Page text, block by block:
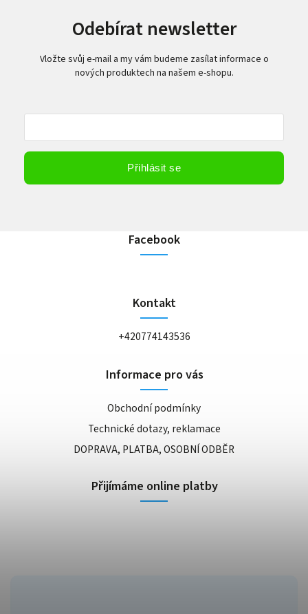
Odebírat newsletter
Vložte svůj e-mail a my vám budeme zasílat informace o
nových produktech na našem e-shopu.
Přihlásit se
Facebook
Kontakt
+420774143536
Informace pro vás
Obchodní podmínky
Technické dotazy, reklamace
DOPRAVA, PLATBA, OSOBNÍ ODBĚR
Přijímáme online platby